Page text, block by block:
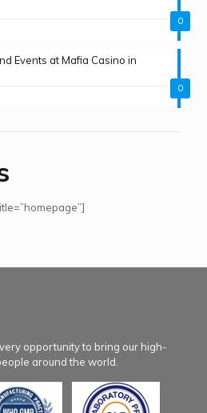
0
0
Events at Mafia Casino in
opportunity to bring our high-
around the world.